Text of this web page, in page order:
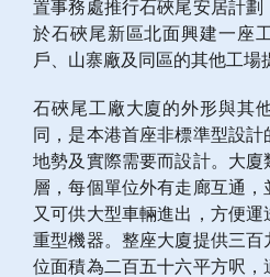
置事務處推行石硤尾安居計
於石硤尾新區北面興建一座
戶、山寨廠及同區的其他工場
石硤尾工廠大廈的外形與其
同，是本港首座非標準型設
地勢及實際需要而設計。大
層，每個單位外有走廊互通
又可供大型車輛進出，方便
重型機器。整座大廈提供三
位面積為二百五十六平方呎